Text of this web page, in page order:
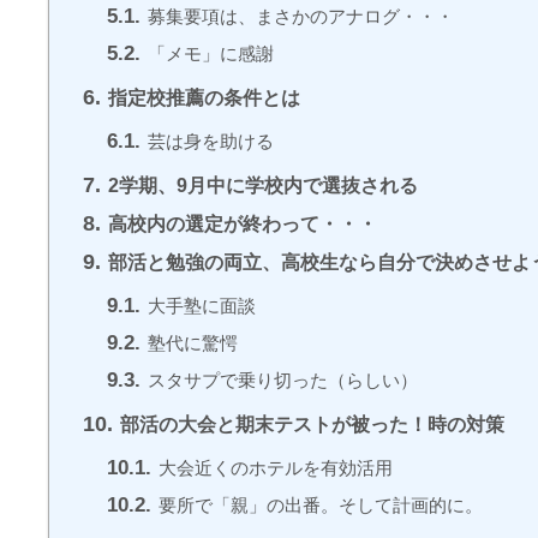
5.1. 募集要項は、まさかのアナログ・・・
5.2. 「メモ」に感謝
6. 指定校推薦の条件とは
6.1. 芸は身を助ける
7. 2学期、9月中に学校内で選抜される
8. 高校内の選定が終わって・・・
9. 部活と勉強の両立、高校生なら自分で決めさせよ
9.1. 大手塾に面談
9.2. 塾代に驚愕
9.3. スタサプで乗り切った（らしい）
10. 部活の大会と期末テストが被った！時の対策
10.1. 大会近くのホテルを有効活用
10.2. 要所で「親」の出番。そして計画的に。